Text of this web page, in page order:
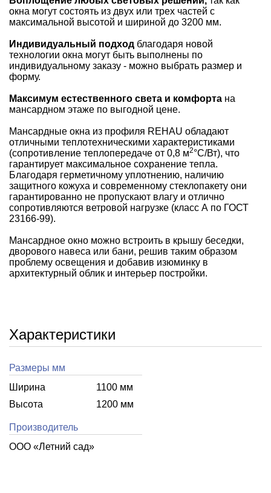
окна могут состоять из двух или трех частей с
максимальной высотой и шириной до 3200 мм.
Индивидуальный подход благодаря новой
технологии окна могут быть выполнены по
индивидуальному заказу - можно выбрать размер и
форму.
Максимум естественного света и комфорта на
мансардном этаже по выгодной цене.
Мансардные окна из профиля REHAU обладают
отличными теплотехническими характеристиками
(сопротивление теплопередаче от 0,8 м2°С/Вт), что
гарантирует максимальное сохранение тепла.
Благодаря герметичному уплотнению, наличию
защитного кожуха и современному стеклопакету они
гарантированно не пропускают влагу и отлично
сопротивляются ветровой нагрузке (класс А по ГОСТ
23166-99).
Мансардное окно можно встроить в крышу беседки,
дворового навеса или бани, решив таким образом
проблему освещения и добавив изюминку в
архитектурный облик и интерьер постройки.
Характеристики
Размеры мм
Ширина
1100 мм
Высота
1200 мм
Производитель
ООО «Летний cад»